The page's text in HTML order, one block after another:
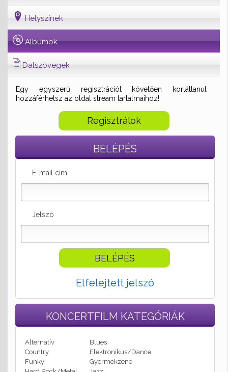
Helyszínek
Albumok
Dalszövegek
Egy egyszerű regisztrációt követően korlátlanul
hozzáférhetsz az oldal stream tartalmaihoz!
Regisztrálok
BELÉPÉS
E-mail cím
Jelszó
Elfelejtett jelszó
KONCERTFILM KATEGÓRIÁK
Alternatív
Blues
Country
Elektronikus/Dance
Funky
Gyermekzene